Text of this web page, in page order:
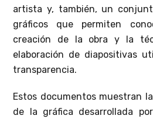
artista y, también, un
gráficos que permiten
creación de la obra y la
elaboración de diapositivas
transparencia.
Estos documentos muestran
de la gráfica desarrollada